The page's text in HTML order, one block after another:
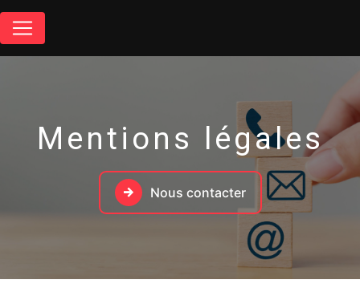
Mentions légales
Nous contacter
Panneau de gestion des cookies